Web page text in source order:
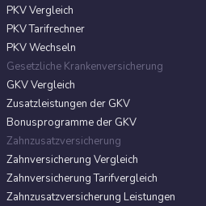
PKV Vergleich
PKV Tarifrechner
PKV Wechseln
Gesetzliche Krankenversicherung
GKV Vergleich
Zusatzleistungen der GKV
Bonusprogramme der GKV
Zahnzusatzversicherung
Zahnversicherung Vergleich
Zahnversicherung Tarifvergleich
Zahnzusatzversicherung Leistungen